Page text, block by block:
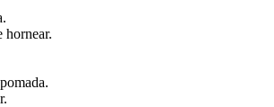
hornear.